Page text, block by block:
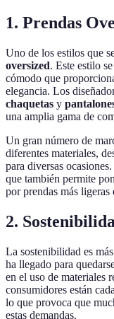
1. Prendas
Uno de los estilos que
oversized. Este estilo
cómodo que
elegancia. Los
chaquetas y
una amplia gama de
Un gran número de
diferentes materiales,
para diversas
que también permite
por prendas más ligeras
2.
La sostenibilidad es
ha llegado para
en el uso de materiales
consumidores están
lo que provoca que
estas demandas.